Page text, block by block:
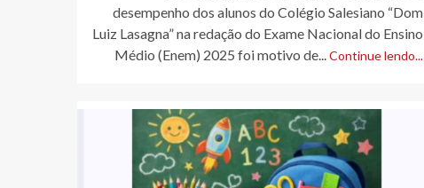
desempenho dos alunos do Colégio Salesiano “Dom
Luiz Lasagna” na redação do Exame Nacional do Ensino
Médio (Enem) 2025 foi motivo de... Continue lendo...